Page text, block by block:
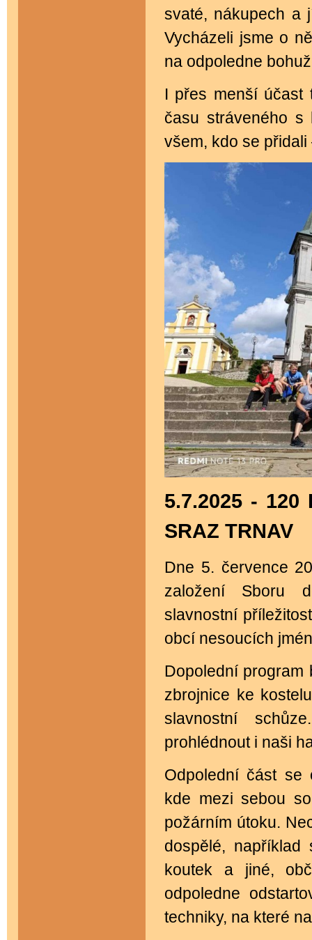
svaté, nákupech a
Vycházeli jsme o
na odpoledne
I přes menší účast
času stráveného s
všem, kdo se
5.7.2025 - 120
SRAZ TRNAV
Dne 5. července
založení Sboru
slavnostní
obcí nesoucích
Dopolední program
zbrojnice ke
slavnostní
prohlédnout i naši
Odpolední část se
kde mezi sebou
požárním útoku.
dospělé, například
koutek a jiné,
odpoledne
techniky, na které